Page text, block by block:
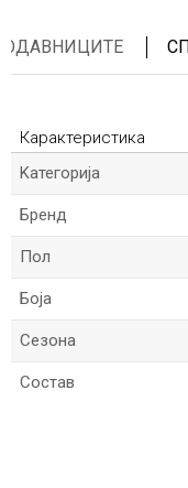
Карактеристика
Kатегорија
Бренд
Пол
Боја
Сезона
Состав